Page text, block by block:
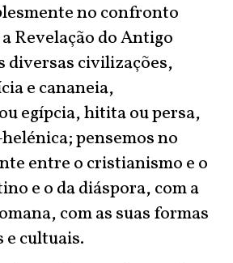
no confronto
Revelação do Antigo
diversas civilizações,
e cananeia,
egípcia, hitita ou persa,
pensemos no
entre o cristianismo e o
e o da diáspora, com a
com as suas formas
e cultuais.